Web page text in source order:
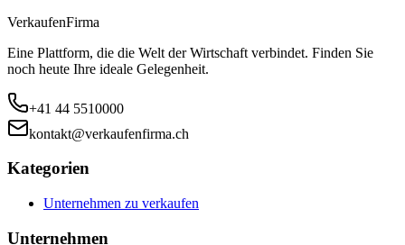
VerkaufenFirma
Eine Plattform, die die Welt der Wirtschaft verbindet. Finden Sie
noch heute Ihre ideale Gelegenheit.
+41 44 5510000
kontakt@verkaufenfirma.ch
Kategorien
Unternehmen zu verkaufen
Unternehmen